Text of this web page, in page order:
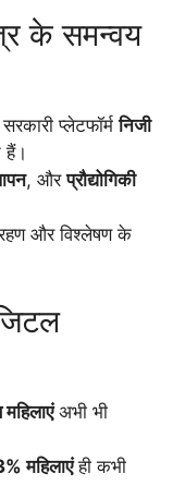
के समन्वय
प्लेटफॉर्मनिजी
हैं।
, औरप्रौद्योगिकी
और विश्लेषण के
महिलाएंअभी भी
महिलाएंही कभी